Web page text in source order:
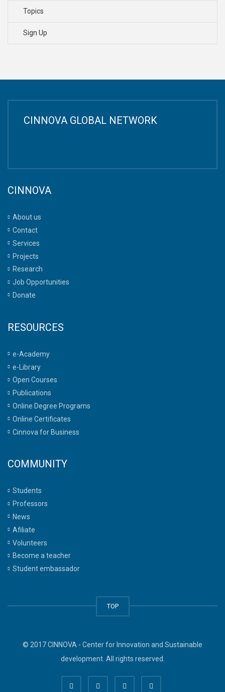
Topics
Sign Up
CINNOVA GLOBAL NETWORK
CINNOVA
About us
Contact
Services
Projects
Research
Job Opportunities
Donate
RESOURCES
e-Academy
e-Library
Open Courses
Publications
Online Degree Programs
Online Certificates
Cinnova for Business
COMMUNITY
Students
Professors
News
Afiliate
Volunteers
Become a teacher
Student embassador
TOP
© 2017 CINNOVA - Center for Innovation and Sustainable
development. All rights reserved.